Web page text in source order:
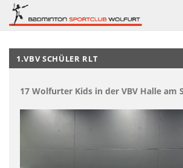
1.VBV SCHÜLER RLT
17 Wolfurter Kids in der VBV Halle am